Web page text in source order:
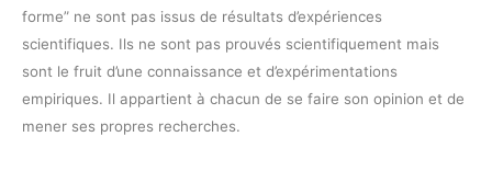
forme” ne sont pas issus de résultats d’expériences
scientifiques. Ils ne sont pas prouvés scientifiquement mais
sont le fruit d’une connaissance et d’expérimentations
empiriques. Il appartient à chacun de se faire son opinion et de
mener ses propres recherches.